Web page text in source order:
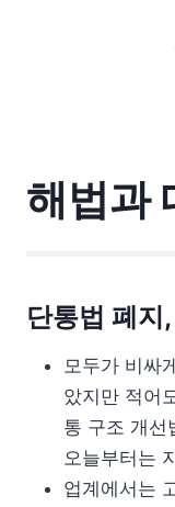
해법과
단통법 폐지,
모두가 비싸
았지만 적어
통 구조 개선
오늘부터는
업계에서는